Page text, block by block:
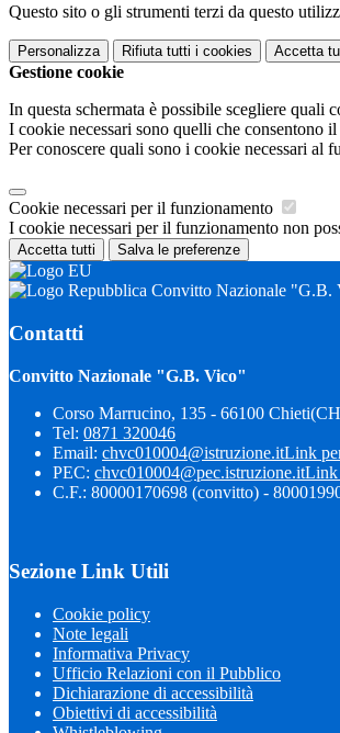
Questo sito o gli strumenti terzi da questo
Personalizza Rifiuta tutti i cookies Accetta
Gestione cookie
In questa schermata è possibile scegliere quali
I cookie necessari sono quelli che consentono
Per conoscere quali sono i cookie necessari al
Cookie necessari per il funzionamento
I cookie necessari per il funzionamento non
Accetta tutti Salva le preferenze
Convitto Nazionale "G.B.
Contatti
Convitto Nazionale "G.B. Vico"
Corso Marrucino, 135 - 66100
Tel: 0871 320046
Email: chvc010004@istruzione.itLink
PEC: chvc010004@pec.istruzione.itLink
C.F.: 80000170698 (convitto) -
Sezione Link Utili
Cookie policy
Note legali
Informativa Privacy
Ufficio Relazioni con il Pubblico
Dichiarazione di accessibilità
Obiettivi di accessibilità